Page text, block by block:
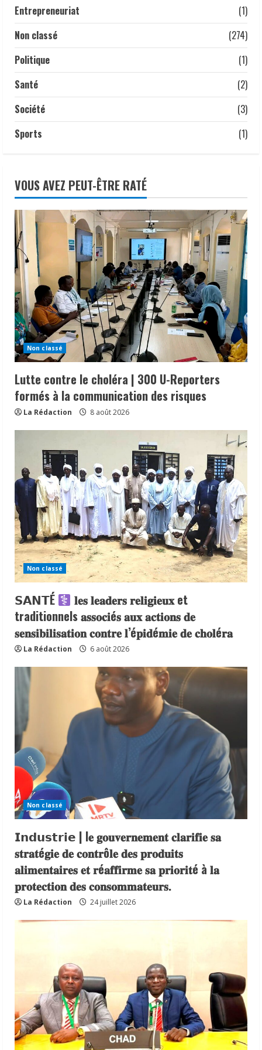
civile et de la Météorologie nationale, a
présidé ce 22 juillet 2026 une réunion
interministérielle consacrée à la mise
en œuvre de la décision du président de
la République, le Maréchal Mahamat
Idriss Déby Itno, supprimant l’obligation
de visa d’entrée au Tchad pour les
22 juillet 2026
Entrepreneuriat
(1)
Non classé
(274)
Politique
(1)
Santé
(2)
Société
(3)
Sports
(1)
VOUS AVEZ PEUT-ÊTRE RATÉ
Non classé
Lutte contre le choléra | 300 U-Reporters
formés à la communication des risques
La Rédaction 8 août 2026
Non classé
𝗦𝗔𝗡𝗧É
𝐥𝐞𝐬 𝐥𝐞𝐚𝐝𝐞𝐫𝐬 𝐫𝐞𝐥𝐢𝐠𝐢𝐞𝐮𝐱 et
traditionnels 𝐚𝐬𝐬𝐨𝐜𝐢é𝐬 𝐚𝐮𝐱 𝐚𝐜𝐭𝐢𝐨𝐧𝐬 𝐝𝐞
𝐬𝐞𝐧𝐬𝐢𝐛𝐢𝐥𝐢𝐬𝐚𝐭𝐢𝐨𝐧 𝐜𝐨𝐧𝐭𝐫𝐞 𝐥’é𝐩𝐢𝐝é𝐦𝐢𝐞 𝐝𝐞 𝐜𝐡𝐨𝐥é𝐫𝐚
La Rédaction 6 août 2026
Non classé
𝗜𝗻𝗱𝘂𝘀𝘁𝗿𝗶𝗲 | l𝐞 𝐠𝐨𝐮𝐯𝐞𝐫𝐧𝐞𝐦𝐞𝐧𝐭 𝐜𝐥𝐚𝐫𝐢𝐟𝐢𝐞 𝐬𝐚
𝐬𝐭𝐫𝐚𝐭é𝐠𝐢𝐞 𝐝𝐞 𝐜𝐨𝐧𝐭𝐫ô𝐥𝐞 𝐝𝐞𝐬 𝐩𝐫𝐨𝐝𝐮𝐢𝐭𝐬
𝐚𝐥𝐢𝐦𝐞𝐧𝐭𝐚𝐢𝐫𝐞𝐬 𝐞𝐭 𝐫é𝐚𝐟𝐟𝐢𝐫𝐦𝐞 𝐬𝐚 𝐩𝐫𝐢𝐨𝐫𝐢𝐭é à 𝐥𝐚
𝐩𝐫𝐨𝐭𝐞𝐜𝐭𝐢𝐨𝐧 𝐝𝐞𝐬 𝐜𝐨𝐧𝐬𝐨𝐦𝐦𝐚𝐭𝐞𝐮𝐫𝐬.
La Rédaction 24 juillet 2026